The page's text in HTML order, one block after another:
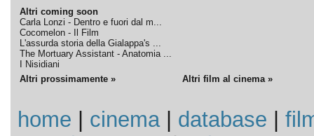
Altri coming soon
Carla Lonzi - Dentro e fuori dal m...
Cocomelon - Il Film
L'assurda storia della Gialappa's ...
The Mortuary Assistant - Anatomia ...
I Nisidiani
Altri prossimamente » Altri film al cinema »
home cinema| database